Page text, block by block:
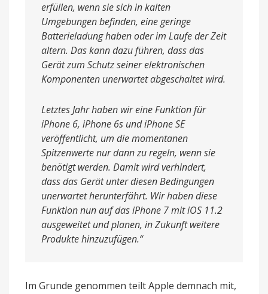
erfüllen, wenn sie sich in kalten
Umgebungen befinden, eine geringe
Batterieladung haben oder im Laufe der Zeit
altern. Das kann dazu führen, dass das
Gerät zum Schutz seiner elektronischen
Komponenten unerwartet abgeschaltet wird.
Letztes Jahr haben wir eine Funktion für
iPhone 6, iPhone 6s und iPhone SE
veröffentlicht, um die momentanen
Spitzenwerte nur dann zu regeln, wenn sie
benötigt werden. Damit wird verhindert,
dass das Gerät unter diesen Bedingungen
unerwartet herunterfährt. Wir haben diese
Funktion nun auf das iPhone 7 mit iOS 11.2
ausgeweitet und planen, in Zukunft weitere
Produkte hinzuzufügen.“
Im Grunde genommen teilt Apple demnach mit,